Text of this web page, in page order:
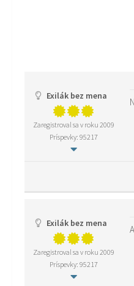
Exilák bez mena
Zaregistroval sa v roku 2009
Príspevky: 95217
Exilák bez mena
Zaregistroval sa v roku 2009
Príspevky: 95217